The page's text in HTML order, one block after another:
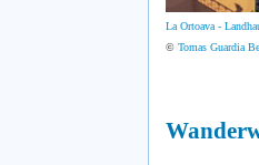
La Ortoava -
© Tomas Guardia